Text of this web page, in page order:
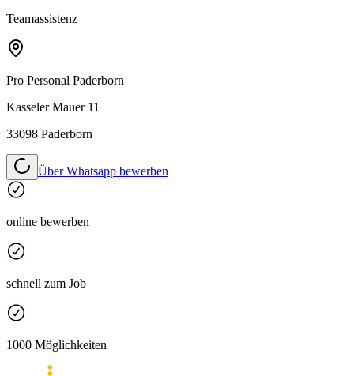
Teamassistenz
Pro Personal Paderborn
Kasseler Mauer 11
33098 Paderborn
Über Whatsapp bewerben
online bewerben
schnell zum Job
1000 Möglichkeiten